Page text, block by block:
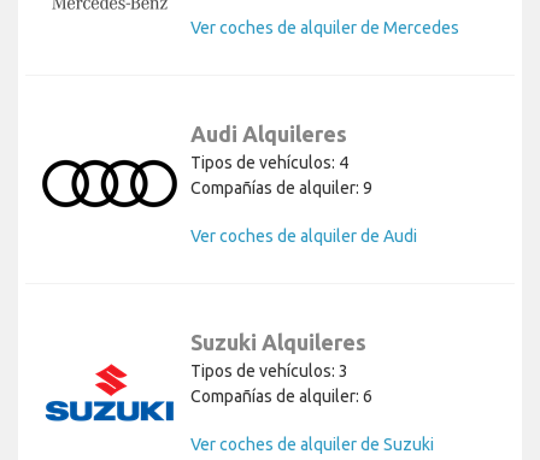
Ver coches de alquiler de Mercedes
Audi Alquileres
Tipos de vehículos: 4
Compañías de alquiler: 9
Ver coches de alquiler de Audi
Suzuki Alquileres
Tipos de vehículos: 3
Compañías de alquiler: 6
Ver coches de alquiler de Suzuki